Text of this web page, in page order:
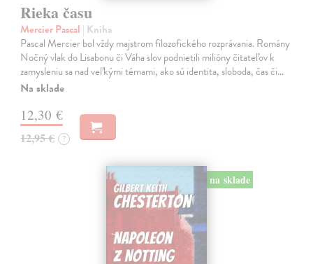
Rieka času
Mercier Pascal | Kniha
Pascal Mercier bol vždy majstrom filozofického rozprávania. Romány
Nočný vlak do Lisabonu či Váha slov podnietili milióny čitateľov k
zamysleniu sa nad veľkými témami, ako sú identita, sloboda, čas či…
Na sklade
12,30 €
12,95 € ?
na sklade